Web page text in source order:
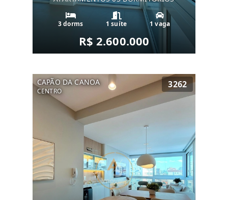
3 dorms 1 suíte 1 vaga
R$ 2.600.000
CAPÃO DA CANOA
CENTRO
3262